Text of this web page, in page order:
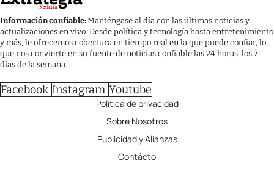
Información confiable:Manténgase al día con las últimas noticias y
actualizaciones en vivo. Desde política y tecnología hasta entretenimiento
y más, le ofrecemos cobertura en tiempo real en la que puede confiar, lo
que nos convierte en su fuente de noticias confiable las 24 horas, los 7
días de la semana.
Facebook Instagram Youtube
Política de privacidad
Sobre Nosotros
Publicidad y Alianzas
Contácto